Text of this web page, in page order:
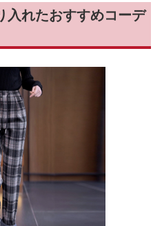
入れたおすすめコーデ